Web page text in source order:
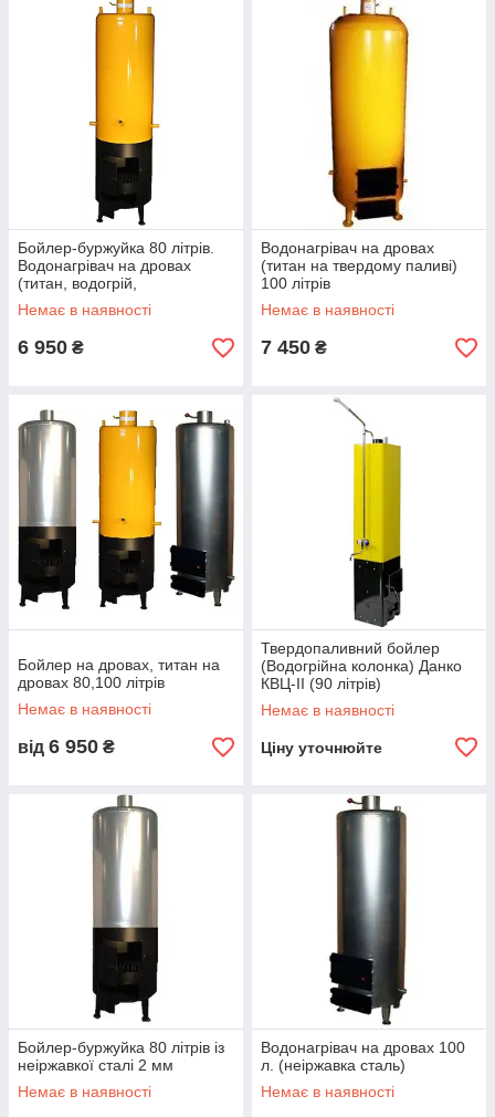
Бойлер-буржуйка 80 літрів.
Водонагрівач на дровах
(титан, водогрій,
водонагрівальна колонка).
Немає в наявності
6 950 ₴
Водонагрівач на дровах
(титан на твердому паливі)
100 літрів
Немає в наявності
7 450 ₴
Бойлер на дровах, титан на
дровах 80,100 літрів
Немає в наявності
від 6 950 ₴
Твердопаливний бойлер
(Водогрійна колонка) Данко
КВЦ-II (90 літрів)
Немає в наявності
Ціну уточнюйте
Бойлер-буржуйка 80 літрів із
неіржавкої сталі 2 мм
Немає в наявності
Водонагрівач на дровах 100
л. (неіржавка сталь)
Немає в наявності